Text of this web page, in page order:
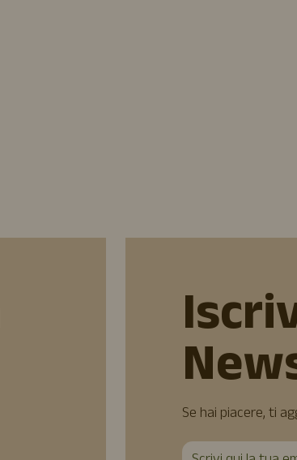
Se hai piacere, ti